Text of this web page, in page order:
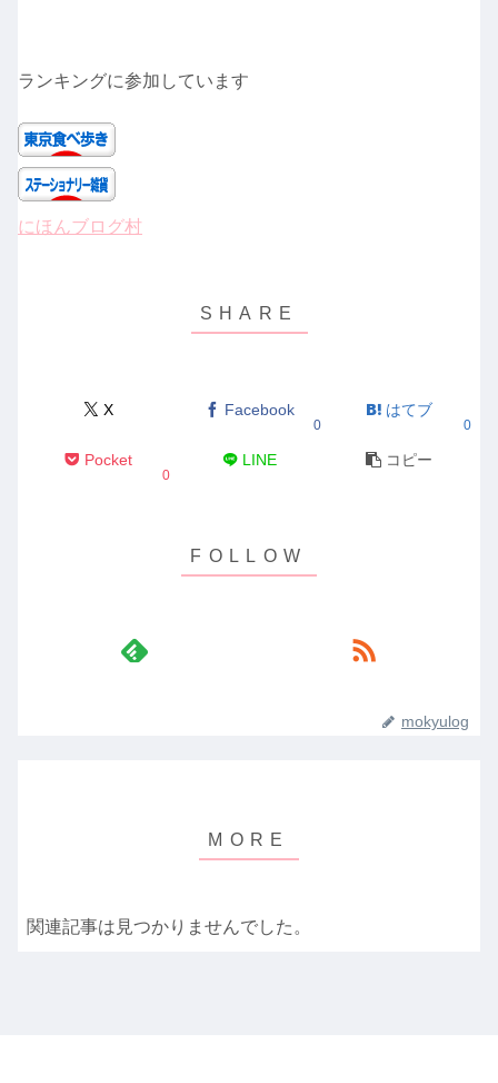
ランキングに参加しています
にほんブログ村
X Facebook
0
はてブ
0
Pocket
0
LINE コピー
mokyulog
関連記事は見つかりませんでした。